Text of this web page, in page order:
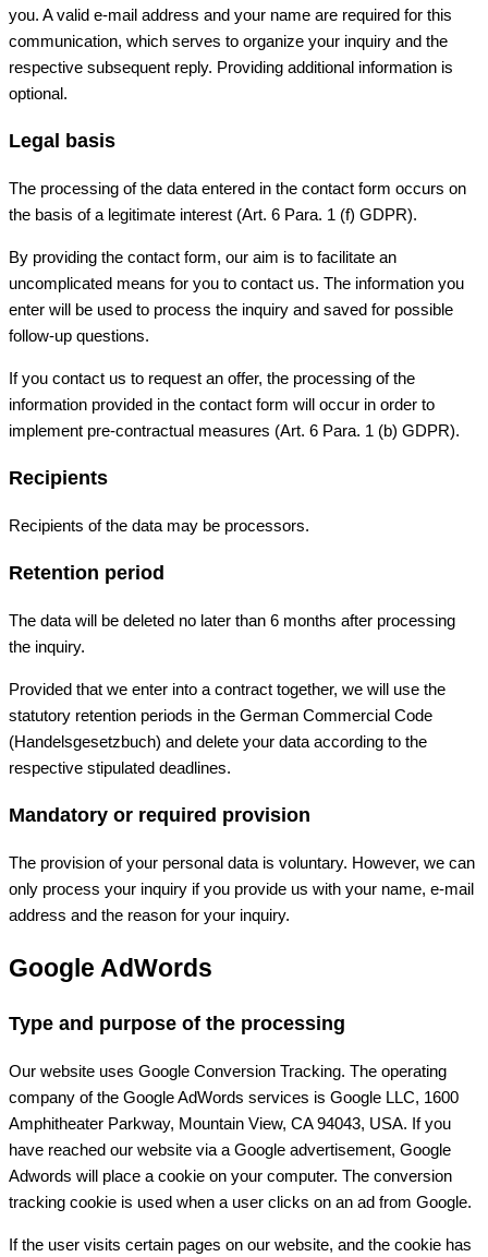
you. A valid e-mail address and your name are required for this
communication, which serves to organize your inquiry and the
respective subsequent reply. Providing additional information is
optional.
Legal basis
The processing of the data entered in the contact form occurs on
the basis of a legitimate interest (Art. 6 Para. 1 (f) GDPR).
By providing the contact form, our aim is to facilitate an
uncomplicated means for you to contact us. The information you
enter will be used to process the inquiry and saved for possible
follow-up questions.
If you contact us to request an offer, the processing of the
information provided in the contact form will occur in order to
implement pre-contractual measures (Art. 6 Para. 1 (b) GDPR).
Recipients
Recipients of the data may be processors.
Retention period
The data will be deleted no later than 6 months after processing
the inquiry.
Provided that we enter into a contract together, we will use the
statutory retention periods in the German Commercial Code
(Handelsgesetzbuch) and delete your data according to the
respective stipulated deadlines.
Mandatory or required provision
The provision of your personal data is voluntary. However, we can
only process your inquiry if you provide us with your name, e-mail
address and the reason for your inquiry.
Google AdWords
Type and purpose of the processing
Our website uses Google Conversion Tracking. The operating
company of the Google AdWords services is Google LLC, 1600
Amphitheater Parkway, Mountain View, CA 94043, USA. If you
have reached our website via a Google advertisement, Google
Adwords will place a cookie on your computer. The conversion
tracking cookie is used when a user clicks on an ad from Google.
If the user visits certain pages on our website, and the cookie has